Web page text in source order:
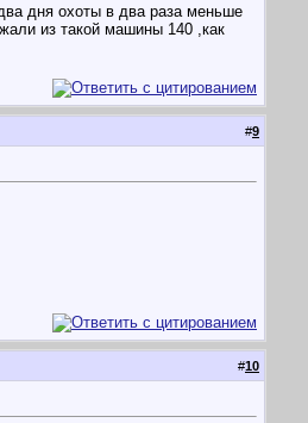
дня охоты в два раза меньше
из такой машины 140 ,как
#9
#10